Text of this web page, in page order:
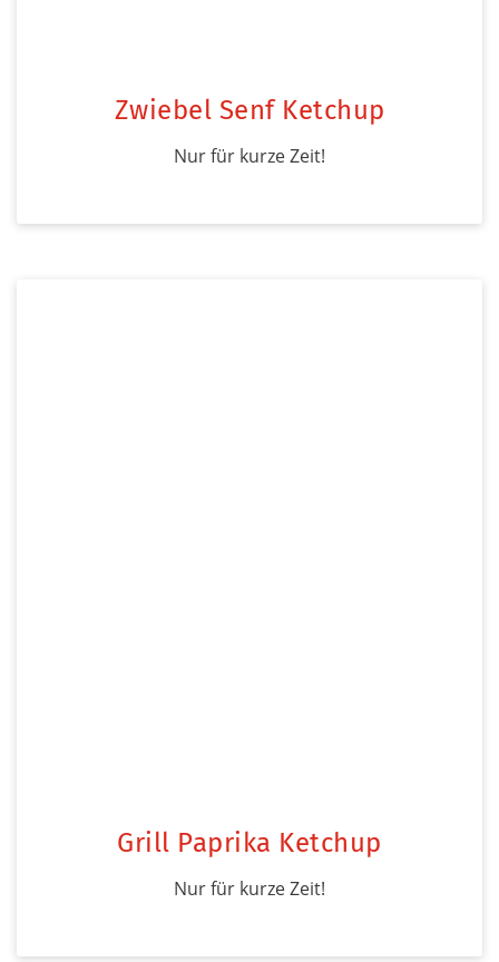
Zwiebel Senf Ketchup
Nur für kurze Zeit!
Grill Paprika Ketchup
Nur für kurze Zeit!